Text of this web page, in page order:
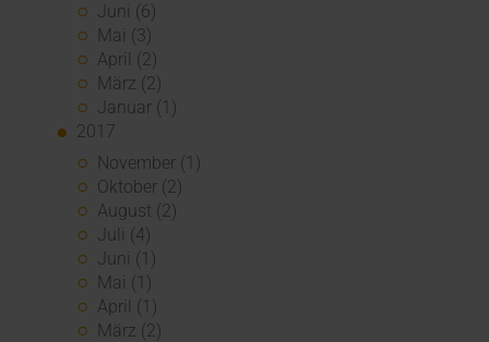
Juni (6)
Mai (3)
April (2)
März (2)
Januar (1)
2017
November (1)
Oktober (2)
August (2)
Juli (4)
Juni (1)
Mai (1)
April (1)
März (2)